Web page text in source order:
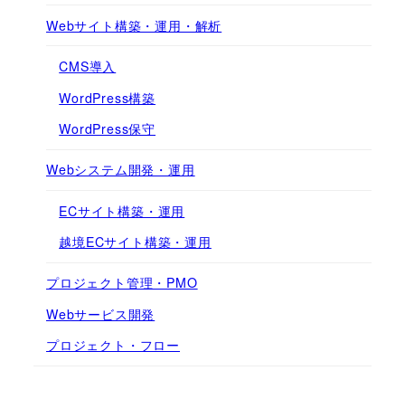
Webサイト構築・運用・解析
CMS導入
WordPress構築
WordPress保守
Webシステム開発・運用
ECサイト構築・運用
越境ECサイト構築・運用
プロジェクト管理・PMO
Webサービス開発
プロジェクト・フロー